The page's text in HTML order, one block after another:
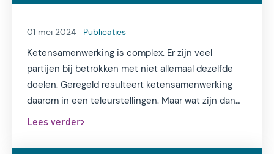
01 mei 2024 Publicaties
Ketensamenwerking is complex. Er zijn veel
partijen bij betrokken met niet allemaal dezelfde
doelen. Geregeld resulteert ketensamenwerking
daarom in een teleurstellingen. Maar wat zijn dan
voorwaarden om wel tot een succesvolle
Lees verder